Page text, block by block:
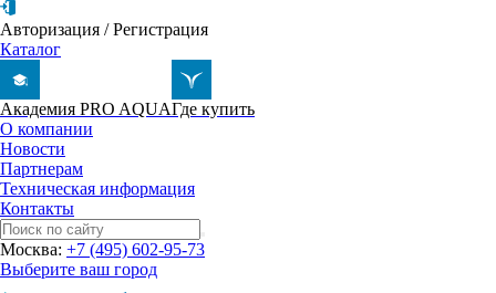
Авторизация /Регистрация
Каталог
Академия PRO AQUAГде купить
О компании
Новости
Партнерам
Техническая информация
Контакты
Москва: +7 (495) 602-95-73
Выберите ваш город